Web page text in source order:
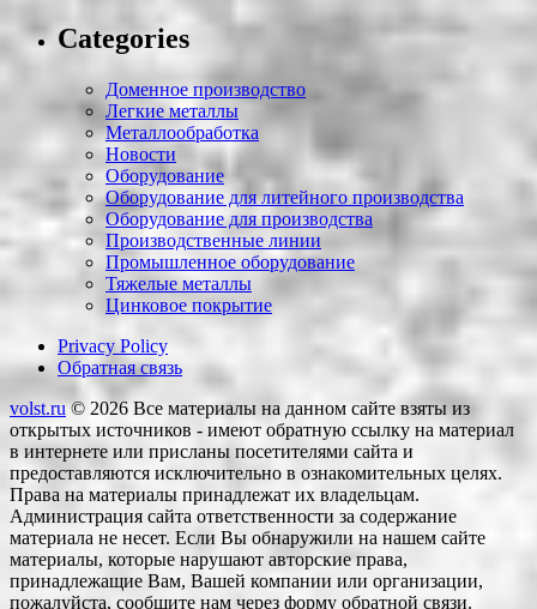
Categories
Доменное производство
Легкие металлы
Металлообработка
Новости
Оборудование
Оборудование для литейного производства
Оборудование для производства
Производственные линии
Промышленное оборудование
Тяжелые металлы
Цинковое покрытие
Privacy Policy
Обратная связь
volst.ru© 2026 Все материалы на данном сайте взяты из
открытых источников - имеют обратную ссылку на материал
в интернете или присланы посетителями сайта и
предоставляются исключительно в ознакомительных целях.
Права на материалы принадлежат их владельцам.
Администрация сайта ответственности за содержание
материала не несет. Если Вы обнаружили на нашем сайте
материалы, которые нарушают авторские права,
принадлежащие Вам, Вашей компании или организации,
пожалуйста, сообщите нам через форму обратной связи.